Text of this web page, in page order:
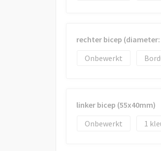
rechter bicep
Onbewerkt
linker bicep (55x40mm)
Onbewerkt
1